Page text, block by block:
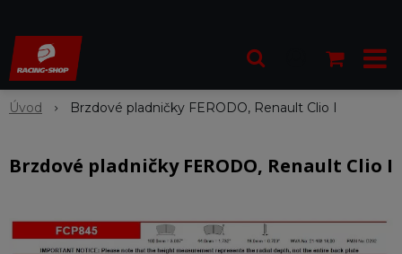
Úvod Brzdové pladničky FERODO, Renault Clio I
Brzdové pladničky FERODO, Renault Clio I